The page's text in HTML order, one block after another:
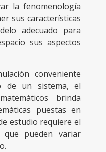
la fenomenología
sus características
adecuado para
sus aspectos
conveniente
de un sistema, el
brinda
puestas en
estudio requiere el
pueden variar